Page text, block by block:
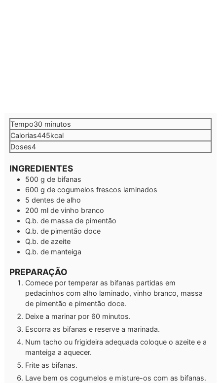
Tempo30 minutos
minutos
Calorias445kcal
Doses4
INGREDIENTES
500 g de bifanas
600 g de cogumelos frescos laminados
5 dentes de alho
200 ml de vinho branco
Q.b. de massa de pimentão
Q.b. de pimentão doce
Q.b. de azeite
Q.b. de manteiga
PREPARAÇÃO
Comece por temperar as bifanas partidas em
pedacinhos com alho laminado, vinho branco, massa
de pimentão e pimentão doce.
Deixe a marinar por 60 minutos.
Escorra as bifanas e reserve a marinada.
Num tacho ou frigideira adequada coloque o azeite e a
manteiga a aquecer.
Frite as bifanas.
Lave bem os cogumelos e misture-os com as bifanas.